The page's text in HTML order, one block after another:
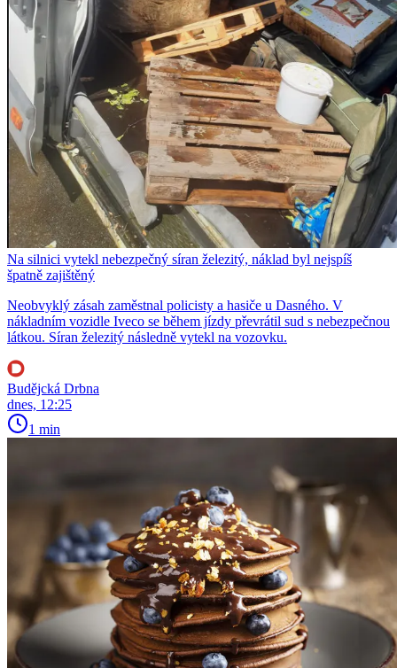
Na silnici vytekl nebezpečný síran železitý, náklad byl nejspíš
špatně zajištěný
Neobvyklý zásah zaměstnal policisty a hasiče u Dasného. V
nákladním vozidle Iveco se během jízdy převrátil sud s nebezpečnou
látkou. Síran železitý následně vytekl na vozovku.
Budějcká Drbna
dnes, 12:25
1 min